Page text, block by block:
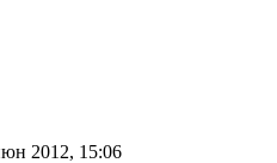
2012, 15:06